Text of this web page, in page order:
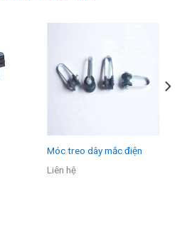
Móc treo dây mắc điện
Liên hệ